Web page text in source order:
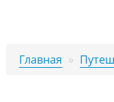
Главная »